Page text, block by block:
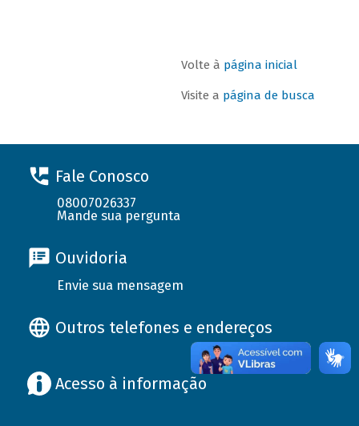
Volte à página inicial
Visite a página de busca
Fale Conosco
08007026337
Mande sua pergunta
Ouvidoria
Envie sua mensagem
Outros telefones e endereços
Acesso à informação